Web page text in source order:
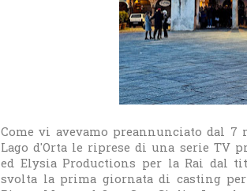
Come vi avevamo preannunciato dal
Lago d'Orta le riprese di una serie TV
ed Elysia Productions per la Rai dal
svolta la prima giornata di casting